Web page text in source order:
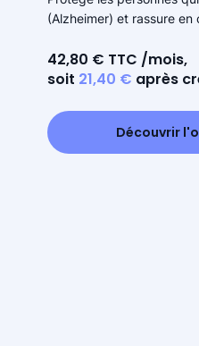
(Alzheimer) et rassure
42,80 € TTC /mois,
soit 21,40 € après
Découvrir